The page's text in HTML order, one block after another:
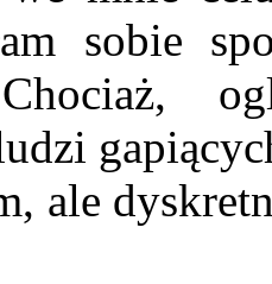
sobie
ale